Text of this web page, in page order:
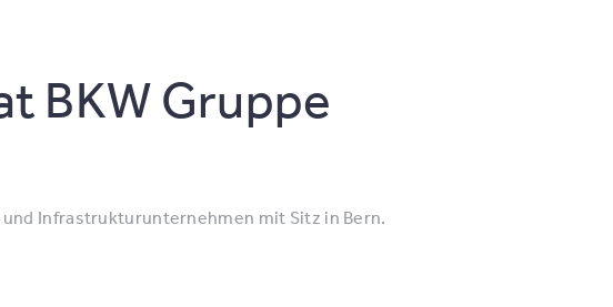
BKW Gruppe
Infrastrukturunternehmen mit Sitz in Bern.